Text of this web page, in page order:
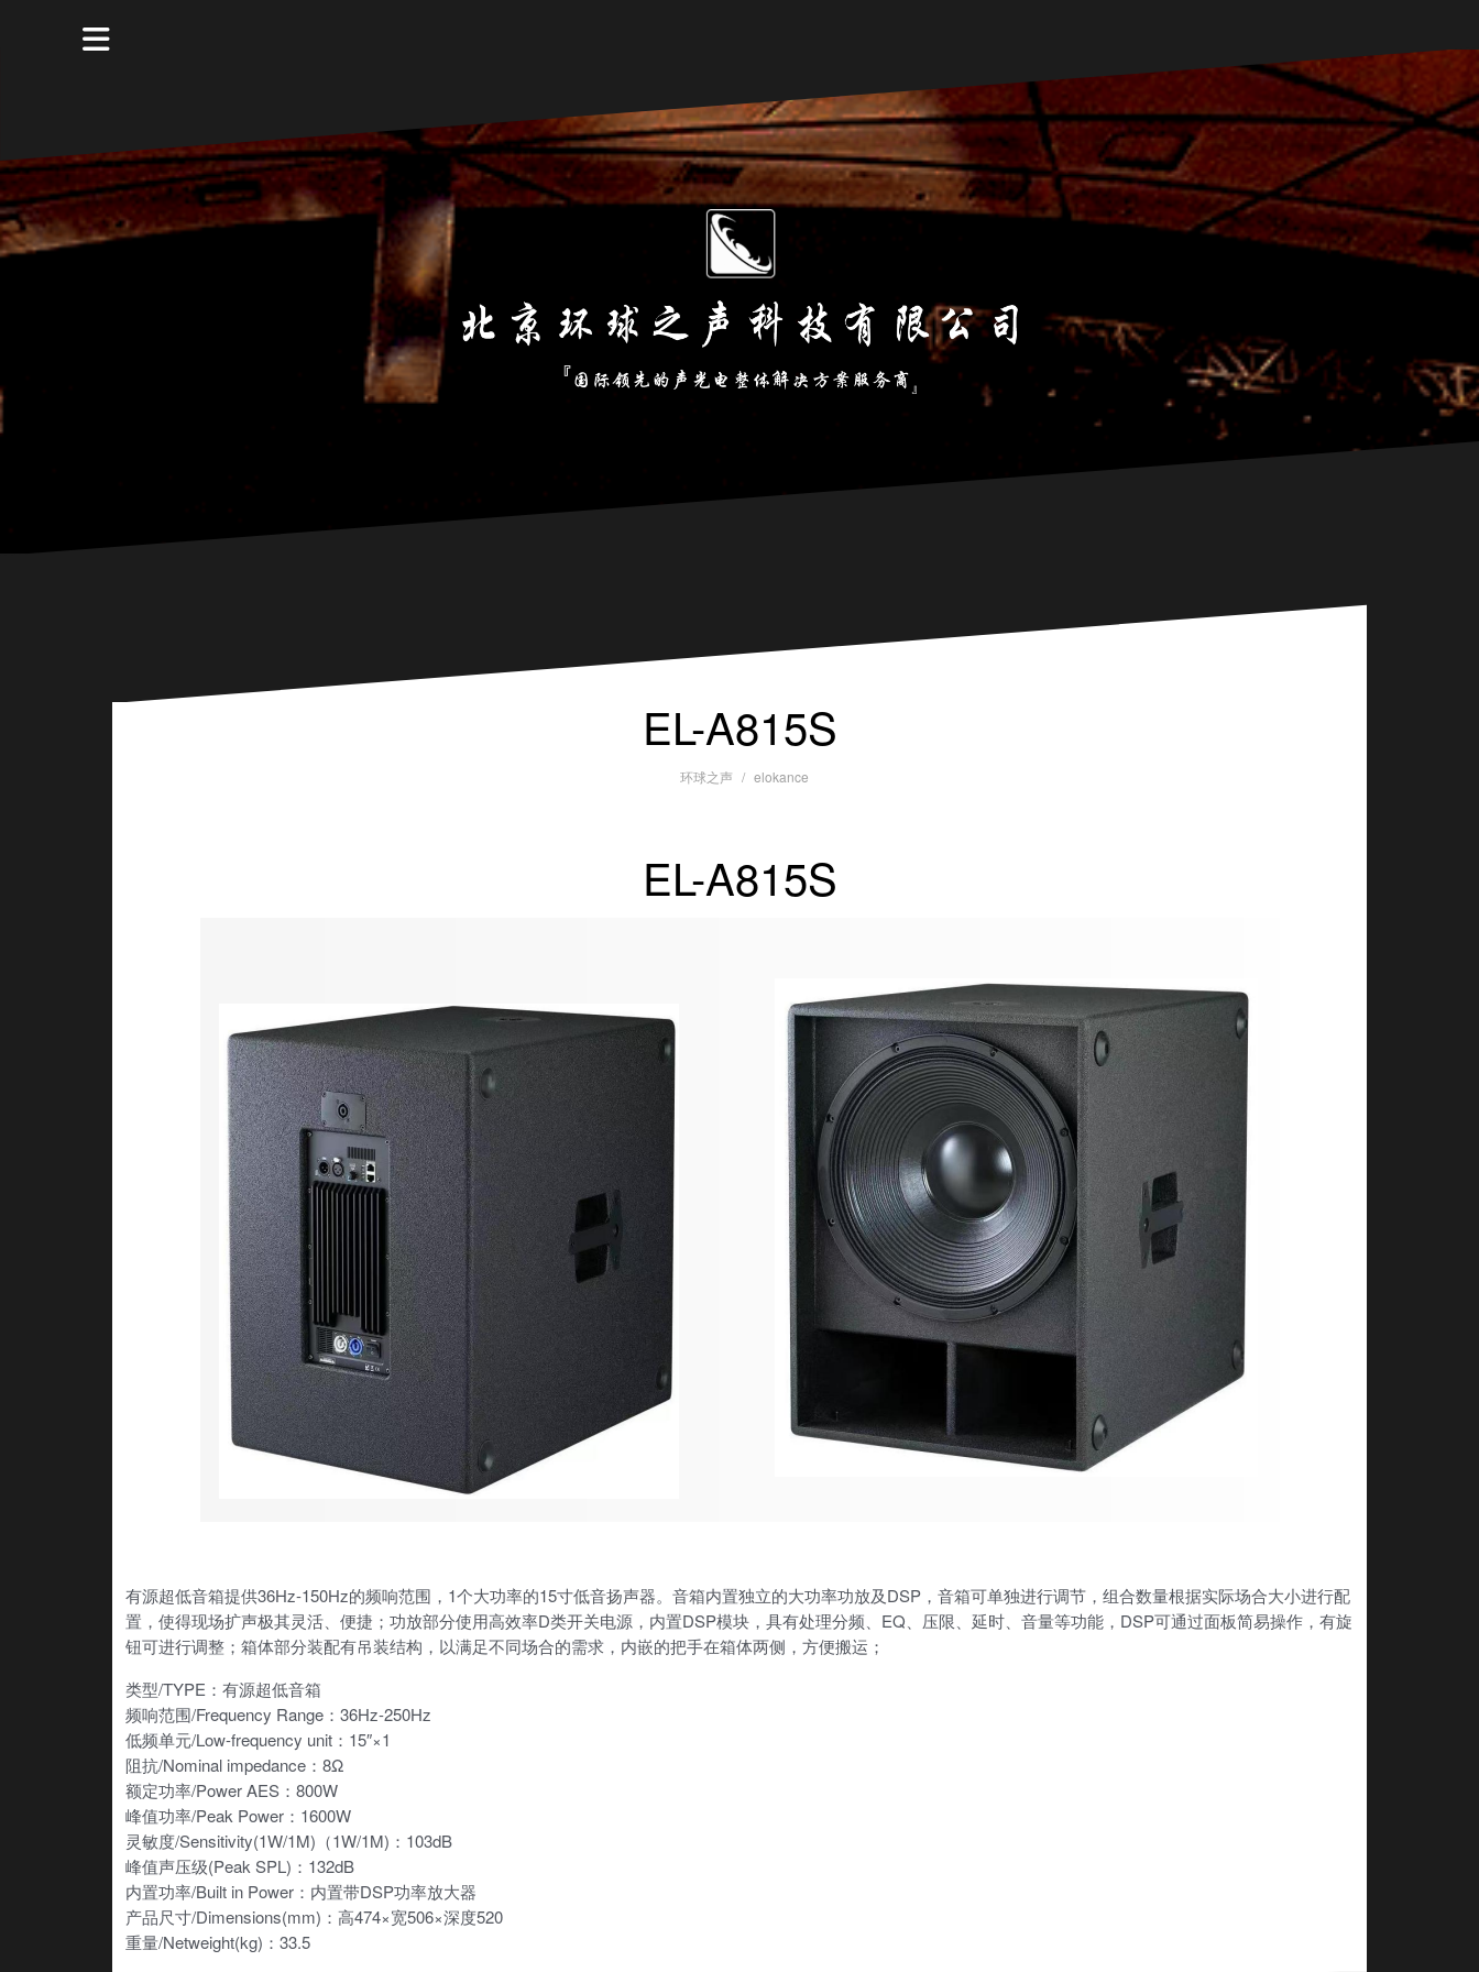
EL-A815S
环球之声 elokance
EL-A815S
有源超低音箱提供36Hz-150Hz的频响范围，1个大功率的15寸低音扬声器。音箱内置独立的大功率功放及DSP，音箱可单独进行调节，组合数量根据实际场合大小进行配
置，使得现场扩声极其灵活、便捷；功放部分使用高效率D类开关电源，内置DSP模块，具有处理分频、EQ、压限、延时、音量等功能，DSP可通过面板简易操作，有旋
钮可进行调整；箱体部分装配有吊装结构，以满足不同场合的需求，内嵌的把手在箱体两侧，方便搬运；
类型/TYPE：有源超低音箱
频响范围/Frequency Range：36Hz-250Hz
低频单元/Low-frequency unit：15″×1
阻抗/Nominal impedance：8Ω
额定功率/Power AES：800W
峰值功率/Peak Power：1600W
灵敏度/Sensitivity(1W/1M)（1W/1M)：103dB
峰值声压级(Peak SPL)：132dB
内置功率/Built in Power：内置带DSP功率放大器
产品尺寸/Dimensions(mm)：高474×宽506×深度520
重量/Netweight(kg)：33.5